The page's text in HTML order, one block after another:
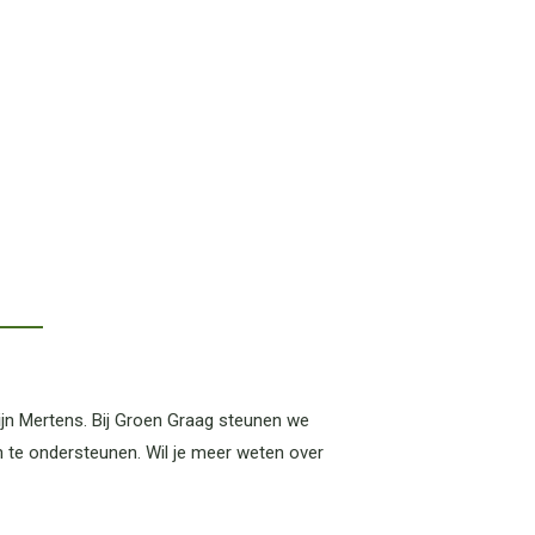
Mertens. Bij Groen Graag steunen we
ondersteunen. Wil je meer weten over